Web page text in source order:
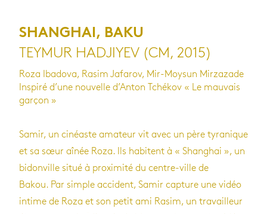
SHANGHAI, BAKU
TEYMUR HADJIYEV (CM, 2015)
Roza Ibadova, Rasim Jafarov, Mir-Moysun Mirzazade
Inspiré d’une nouvelle d’Anton Tchékov « Le mauvais
garçon »
Samir, un cinéaste amateur vit avec un père tyranique
et sa sœur aînée Roza. Ils habitent à « Shanghai », un
bidonville situé à proximité du centre-ville de
Bakou. Par simple accident, Samir capture une vidéo
intime de Roza et son petit ami Rasim, un travailleur